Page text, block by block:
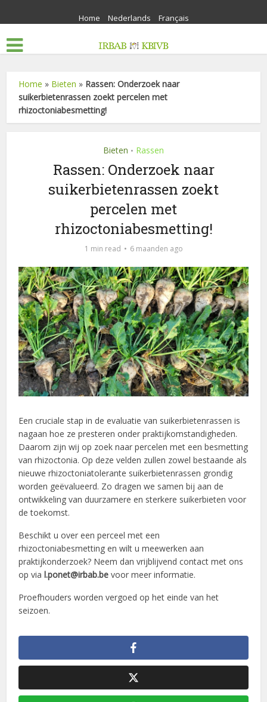
Home Nederlands Français
Home » Bieten » Rassen: Onderzoek naar
suikerbietenrassen zoekt percelen met
rhizoctoniabesmetting!
Bieten • Rassen
Rassen: Onderzoek naar
suikerbietenrassen zoekt
percelen met
rhizoctoniabesmetting!
1 min read 6 maanden ago
Een cruciale stap in de evaluatie van suikerbietenrassen is
nagaan hoe ze presteren onder praktijkomstandigheden.
Daarom zijn wij op zoek naar percelen met een besmetting
van rhizoctonia. Op deze velden zullen zowel bestaande als
nieuwe rhizoctoniatolerante suikerbietenrassen grondig
worden geëvalueerd. Zo dragen we samen bij aan de
ontwikkeling van duurzamere en sterkere suikerbieten voor
de toekomst.
Beschikt u over een perceel met een
rhizoctoniabesmetting en wilt u meewerken aan
praktijkonderzoek? Neem dan vrijblijvend contact met ons
op vial.ponet@irbab.be voor meer informatie.
Proefhouders worden vergoed op het einde van het
seizoen.